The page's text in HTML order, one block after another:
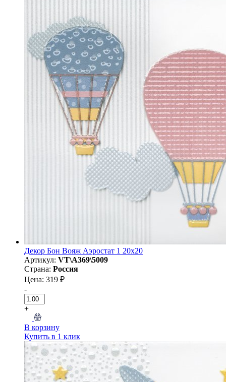
Декор Бон Вояж Аэростат 1 20x20
Артикул: VT\A369\5009
Страна: Россия
Цена: 319 ₽
-
+
В корзину
Купить в 1 клик